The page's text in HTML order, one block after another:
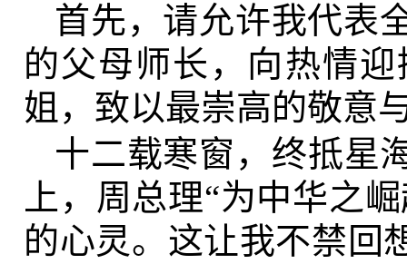
首先，请允许我代表
的父母师长，向热情
姐，致以最崇高的敬意
十二载寒窗，终抵星
上，周总理“为中华之
的心灵。这让我不禁